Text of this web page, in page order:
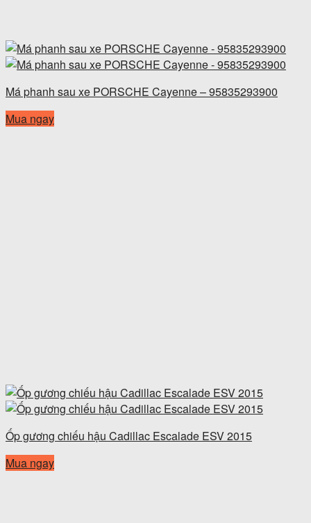
Má phanh sau xe PORSCHE Cayenne – 95835293900
Mua ngay
Ốp gương chiếu hậu Cadillac Escalade ESV 2015
Mua ngay